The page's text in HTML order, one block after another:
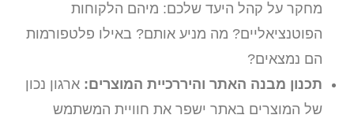
מחקר על קהל היעד שלכם: מיהם הלקוחות
הפוטנציאליים? מה מניע אותם? באילו פלטפורמות
הם נמצאים?
תכנון מבנה האתר והיררכיית המוצרים: ארגון נכון
של המוצרים באתר ישפר את חוויית המשתמש